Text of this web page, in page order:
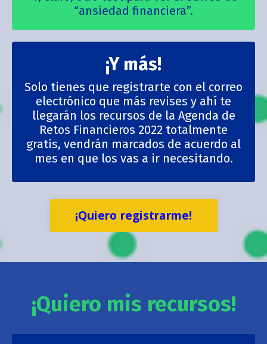
“ansiedad financiera”.
¡Y más!
Solo tienes que registrarte con el correo
electrónico que más revises y ahí te
llegarán los recursos de la Agenda de
Retos Financieros 2022 totalmente
gratis, vendrán marcados de acuerdo al
mes en que los vas a ir necesitando.
¡Quiero registrarme!
¡Quiero mis recursos!